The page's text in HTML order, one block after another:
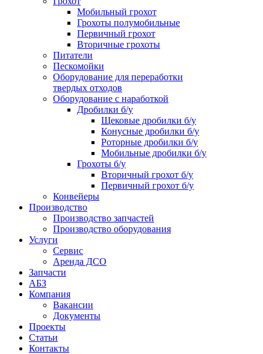
Мобильный грохот
Грохоты полумобильные
Первичный грохот
Вторичные грохоты
Питатели
Пескомойки
Оборудование для переработки
твердых отходов
Оборудование с наработкой
Дробилки б/у
Щековые дробилки б/у
Конусные дробилки б/у
Роторные дробилки б/у
Мобильные дробилки б/у
Грохоты б/у
Вторичный грохот б/у
Первичный грохот б/у
Конвейеры
Производство
Производство запчастей
Производство оборудования
Услуги
Сервис
Аренда ДСО
Запчасти
АБЗ
Компания
Вакансии
Документы
Проекты
Статьи
Контакты